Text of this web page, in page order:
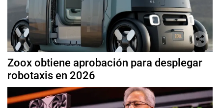
Zoox obtiene aprobación para desplegar
robotaxis en 2026